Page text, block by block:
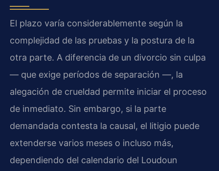
El plazo varía considerablemente según la
complejidad de las pruebas y la postura de la
otra parte. A diferencia de un divorcio sin culpa
— que exige períodos de separación —, la
alegación de crueldad permite iniciar el proceso
de inmediato. Sin embargo, si la parte
demandada contesta la causal, el litigio puede
extenderse varios meses o incluso más,
dependiendo del calendario del Loudoun